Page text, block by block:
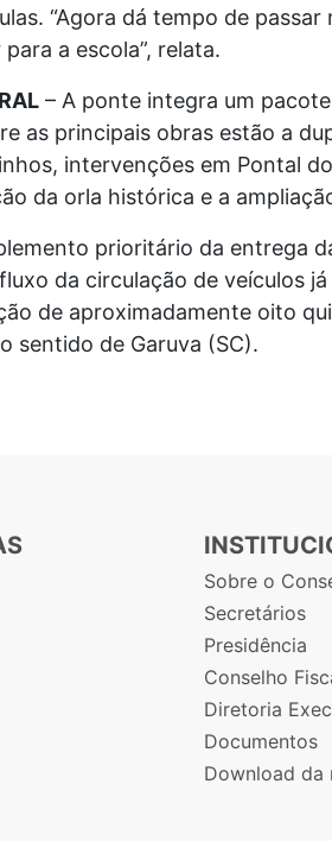
“Agora dá tempo de
a escola”, relata.
– A ponte integra um
as principais obras estão a
intervenções em Pontal
da orla histórica e a
prioritário da entrega
da circulação de veículos
de aproximadamente oito
sentido de Garuva (SC).
Sobre o
Secretários
Presidência
Conselho
Diretoria
Documentos
Download da